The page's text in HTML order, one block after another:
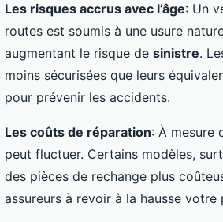
Les risques accrus avec l’âge: Un
routes est soumis à une usure
augmentant le risque de sinistre.
moins sécurisées que leurs
pour prévenir les accidents.
Les coûts de réparation: À mesure
peut fluctuer. Certains modèles,
des pièces de rechange plus
assureurs à revoir à la hausse votre